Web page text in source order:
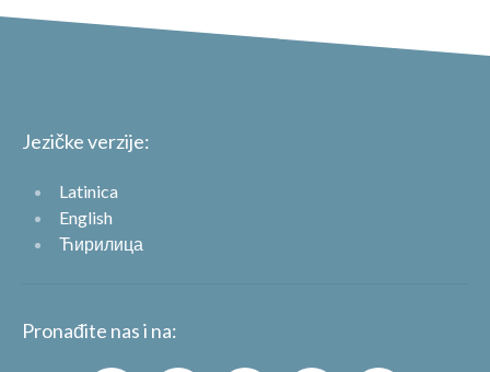
Jezičke verzije:
Latinica
English
Ћирилица
Pronađite nas i na: